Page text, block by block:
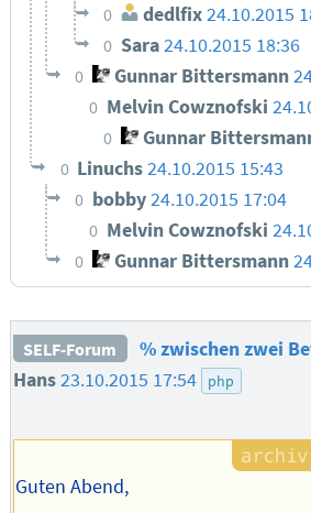
0 dedlfix24.10.2015
0 Sara24.10.2015 18:36
0 Gunnar Bittersmann
0 Melvin Cowznofski
0 Gunnar
0 Linuchs24.10.2015 15:43
0 bobby24.10.2015 17:04
0 Melvin Cowznofski
0 Gunnar Bittersmann
SELF-Forum
% zwischen zwei
Hans23.10.2015 17:54 php
Guten Abend,